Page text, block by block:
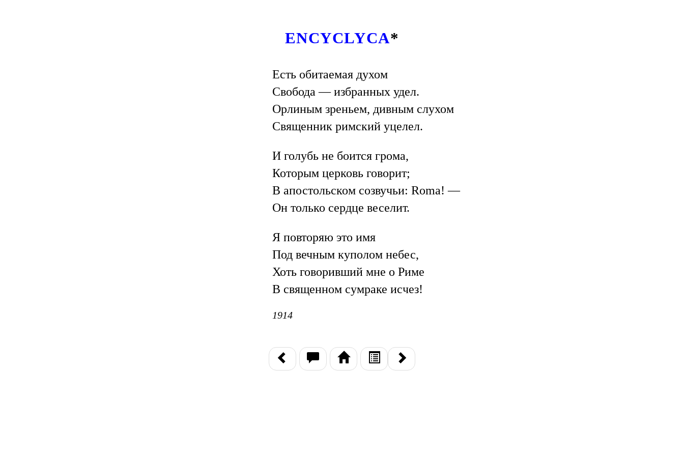
ENCYCLYCA*
Есть обитаемая духом
Свобода — избранных удел.
Орлиным зреньем, дивным слухом
Священник римский уцелел.
И голубь не боится грома,
Которым церковь говорит;
В апостольском созвучьи: Roma! —
Он только сердце веселит.
Я повторяю это имя
Под вечным куполом небес,
Хоть говоривший мне о Риме
В священном сумраке исчез!
1914